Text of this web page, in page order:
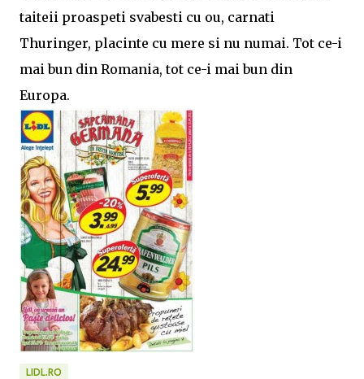
taiteii proaspeti svabesti cu ou, carnati
Thuringer, placinte cu mere si nu numai. Tot ce-i
mai bun din Romania, tot ce-i mai bun din
Europa.
LIDL.RO